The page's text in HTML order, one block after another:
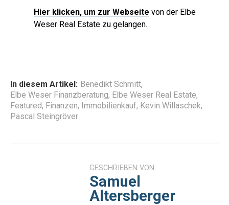
Hier klicken, um zur Webseite von der Elbe
Weser Real Estate zu gelangen.
In diesem Artikel: Benedikt Schmitt,
Elbe Weser Finanzberatung, Elbe Weser Real Estate,
Featured, Finanzen, Immobilienkauf, Kevin Willaschek,
Pascal Steingröver
GESCHRIEBEN VON
Samuel
Altersberger